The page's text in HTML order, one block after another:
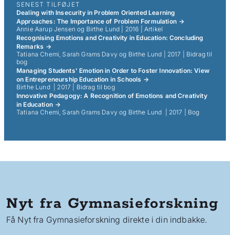
SENEST TILFØJET
Dealing with Insecurity in Problem Oriented Learning
Approaches: The Importance of Problem Formulation →
Annie Aarup Jensen og Birthe Lund
2016
Artikel
Recognising Emotions and Creativity in Education: Concluding
Remarks →
Tatiana Chemi, Sarah Grams Davy og Birthe Lund
2017
Bidrag til
bog
Managing Students' Emotion in Order to Foster Innovation: View
on Entrepreneurship Education in Schools →
Birthe Lund
2017
Bidrag til bog
Innovative Pedagogy: A Recognition of Emotions and Creativity
in Education →
Tatiana Chemi, Sarah Grams Davy og Birthe Lund
2017 Bog
Nyt fra Gymnasieforskning
Få Nyt fra Gymnasieforskning direkte i din indbakke.